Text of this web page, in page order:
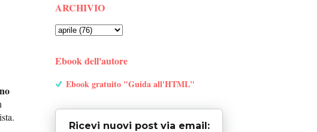
ARCHIVIO
Ebook dell'autore
Ebook gratuito "Guida all'HTML"
Ricevi nuovi post via email: